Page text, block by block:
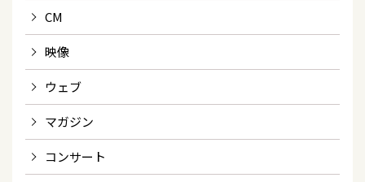
CM
映像
ウェブ
マガジン
コンサート